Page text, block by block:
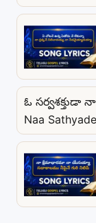
ఓ సర్వశక్తుడా
Naa